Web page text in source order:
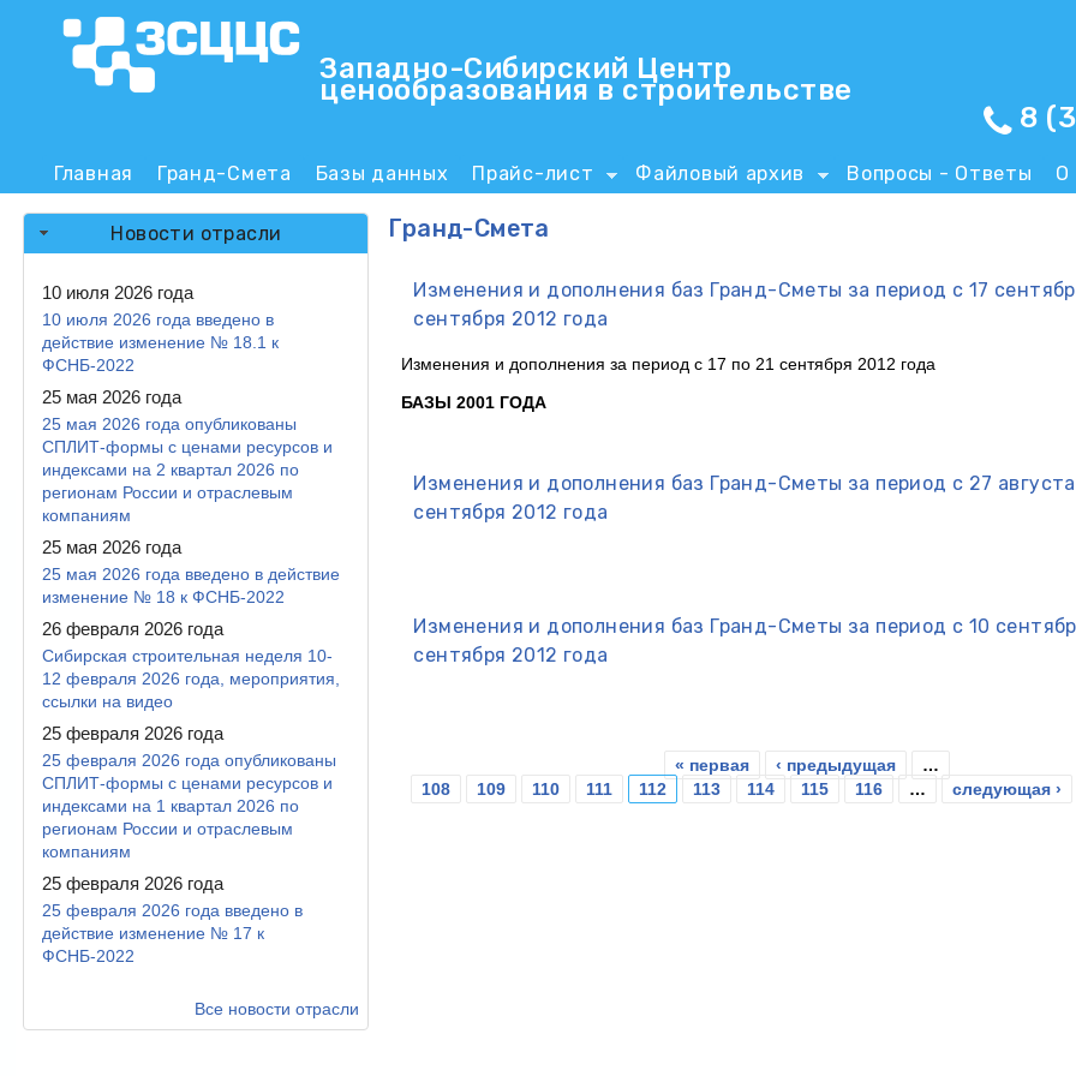
ЗСЦЦС
Западно-Сибирский Центр
ценообразования в строительстве
8
Main menu
Главная Гранд-Смета Базы данных Прайс-лист Файловый архив Вопросы - Ответы О
Гранд-Смета
Изменения и дополнения баз Гранд-Сметы за период с 17
сентября 2012 года
Изменения и дополнения за период с 17 по 21сентября 2012 года
БАЗЫ 2001 ГОДА
Изменения и дополнения баз Гранд-Сметы за период с 27
сентября 2012 года
Изменения и дополнения баз Гранд-Сметы за период с 10
сентября 2012 года
Страницы
« первая ‹ предыдущая
…
108
109 110 111 112 113 114 115 116 … следующая ›
Новости отрасли
10 июля 2026 года
10 июля 2026 года введено в
действие изменение № 18.1 к
ФСНБ-2022
25 мая 2026 года
25 мая 2026 года опубликованы
СПЛИТ-формы с ценами ресурсов и
индексами на 2 квартал 2026 по
регионам России и отраслевым
компаниям
25 мая 2026 года
25 мая 2026 года введено в действие
изменение № 18 к ФСНБ-2022
26 февраля 2026 года
Сибирская строительная неделя 10-
12 февраля 2026 года, мероприятия,
ссылки на видео
25 февраля 2026 года
25 февраля 2026 года опубликованы
СПЛИТ-формы с ценами ресурсов и
индексами на 1 квартал 2026 по
регионам России и отраслевым
компаниям
25 февраля 2026 года
25 февраля 2026 года введено в
действие изменение № 17 к
ФСНБ-2022
Все новости отрасли